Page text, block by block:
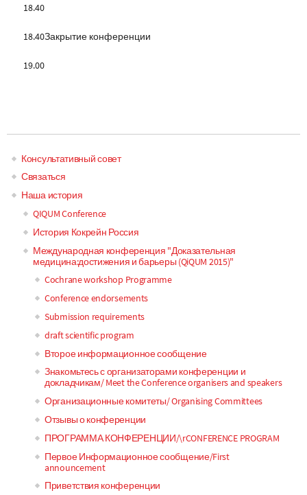
18.40
18.40
19.00
Закрытие конференции
Main
navigation
Консультативный совет
Связаться
Наша история
QIQUM Conference
История Кокрейн Россия
Международная конференция "Доказательная
медицина:достижения и барьеры (QiQUM 2015)"
Cochrane workshop Programme
Conference endorsements
Submission requirements
draft scientific program
Второе информационное сообщение
Знакомьтесь с организаторами конференции и
докладчикам/ Meet the Conference organisers and speakers
Организационные комитеты/ Organising Committees
Отзывы о конференции
ПРОГРАММА КОНФЕРЕНЦИИ/\rCONFERENCE PROGRAM
Первое Информационное сообщение/First
announcement
Приветствия конференции